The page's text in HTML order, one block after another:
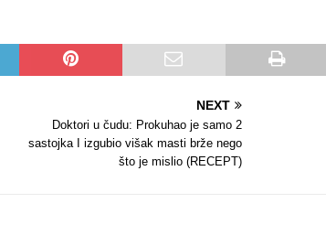
NEXT
Doktori u čudu: Prokuhao je samo 2
sastojka I izgubio višak masti brže nego
što je mislio (RECEPT)